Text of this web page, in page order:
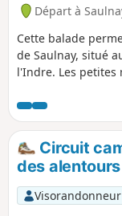
Départ à
Cette balade
de Saulnay, situé
l'Indre. Les petites
atteindre l'Étang
Circuit
des
Visorandonneur